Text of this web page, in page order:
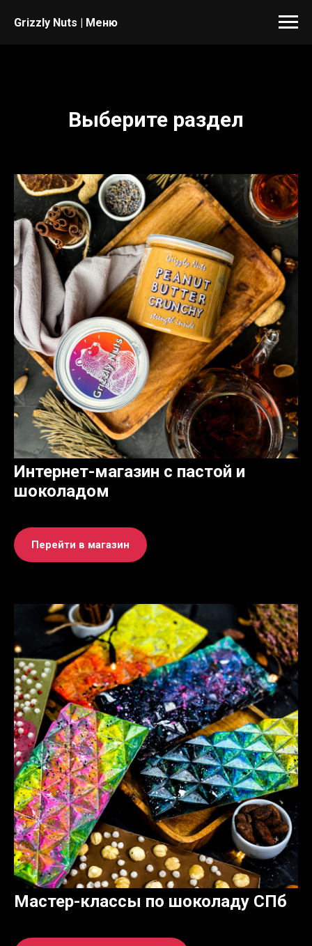
Grizzly Nuts | Меню
Выберите раздел
Интернет-магазин с пастой и
шоколадом
Перейти в магазин
Мастер-классы по шоколаду СПб